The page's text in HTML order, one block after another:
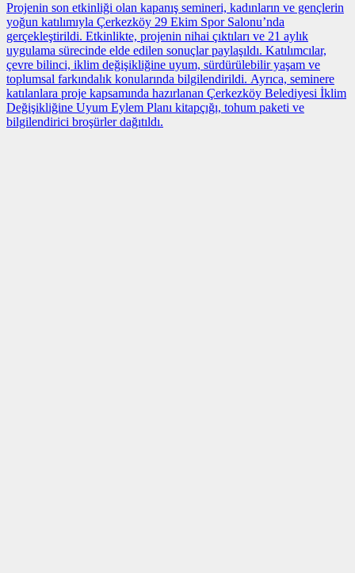
Projenin son etkinliği olan kapanış semineri, kadınların ve gençlerin
yoğun katılımıyla Çerkezköy 29 Ekim Spor Salonu’nda
gerçekleştirildi. Etkinlikte, projenin nihai çıktıları ve 21 aylık
uygulama sürecinde elde edilen sonuçlar paylaşıldı. Katılımcılar,
çevre bilinci, iklim değişikliğine uyum, sürdürülebilir yaşam ve
toplumsal farkındalık konularında bilgilendirildi. Ayrıca, seminere
katılanlara proje kapsamında hazırlanan Çerkezköy Belediyesi İklim
Değişikliğine Uyum Eylem Planı kitapçığı, tohum paketi ve
bilgilendirici broşürler dağıtıldı.